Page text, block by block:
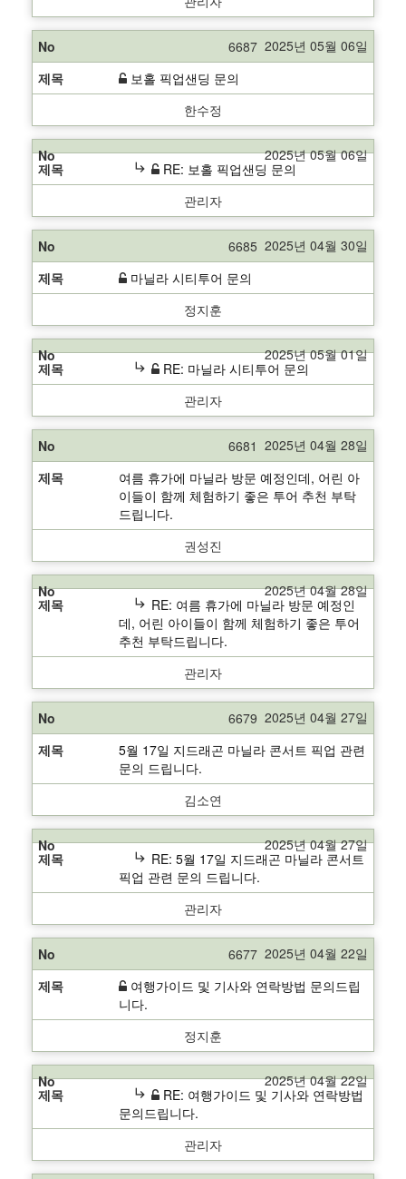
6687
보홀 픽업샌딩 문의
한수정
2025년 05월 06일
subdirectory_arrow_right
RE: 보홀 픽업샌딩 문의
관리자
2025년 05월 06일
6685
마닐라 시티투어 문의
정지훈
2025년 04월 30일
subdirectory_arrow_right
RE: 마닐라 시티투어 문의
관리자
2025년 05월 01일
6681
여름 휴가에 마닐라 방문 예정인데, 어린 아
이들이 함께 체험하기 좋은 투어 추천 부탁
드립니다.
권성진
2025년 04월 28일
subdirectory_arrow_right RE: 여름 휴가에 마닐라 방문 예정인
데, 어린 아이들이 함께 체험하기 좋은 투어
추천 부탁드립니다.
관리자
2025년 04월 28일
6679
5월 17일 지드래곤 마닐라 콘서트 픽업 관련
문의 드립니다.
김소연
2025년 04월 27일
subdirectory_arrow_right RE: 5월 17일 지드래곤 마닐라 콘서트
픽업 관련 문의 드립니다.
관리자
2025년 04월 27일
6677
여행가이드 및 기사와 연락방법 문의드립
니다.
정지훈
2025년 04월 22일
subdirectory_arrow_right
RE: 여행가이드 및 기사와 연락방법
문의드립니다.
관리자
2025년 04월 22일